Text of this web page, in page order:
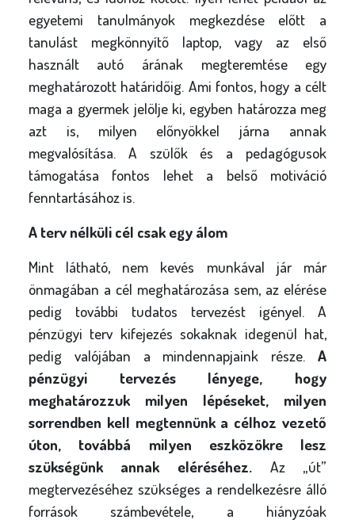
egyetemi tanulmányok megkezdése előtt a
tanulást megkönnyítő laptop, vagy az első
használt autó árának megteremtése egy
meghatározott határidőig. Ami fontos, hogy a célt
maga a gyermek jelölje ki, egyben határozza meg
azt is, milyen előnyökkel járna annak
megvalósítása. A szülők és a pedagógusok
támogatása fontos lehet a belső motiváció
fenntartásához is.
A terv nélküli cél csak egy álom
Mint látható, nem kevés munkával jár már
önmagában a cél meghatározása sem, az elérése
pedig további tudatos tervezést igényel. A
pénzügyi terv kifejezés sokaknak idegenül hat,
pedig valójában a mindennapjaink része.A
pénzügyi tervezés lényege, hogy
meghatározzuk milyen lépéseket, milyen
sorrendben kell megtennünk a célhoz vezető
úton, továbbá milyen eszközökre lesz
szükségünk annak eléréséhez. Az „út”
megtervezéséhez szükséges a rendelkezésre álló
források számbevétele, a hiányzóak